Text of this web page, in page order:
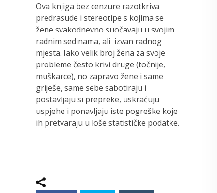
Ova knjiga bez cenzure razotkriva
predrasude i stereotipe s kojima se
žene svakodnevno suočavaju u svojim
radnim sedinama, ali izvan radnog
mjesta. Iako velik broj žena za svoje
probleme često krivi druge (točnije,
muškarce), no zapravo žene i same
griješe, same sebe sabotiraju i
postavljaju si prepreke, uskraćuju
uspjehe i ponavljaju iste pogreške koje
ih pretvaraju u loše statističke podatke.